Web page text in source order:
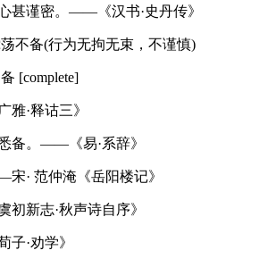
甚谨密。——《汉书·史丹传》
荡不备(行为无拘无束，不谨慎)
[complete]
·释诂三》
备。——《易·系辞》
· 范仲淹《岳阳楼记》
新志·秋声诗自序》
·劝学》